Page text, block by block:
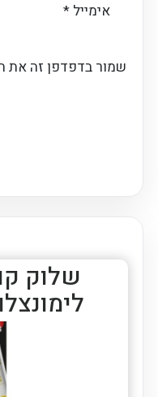
אימייל*
שמור בדפדפן זה את
שלוק
לימונצלו - 5 יח'